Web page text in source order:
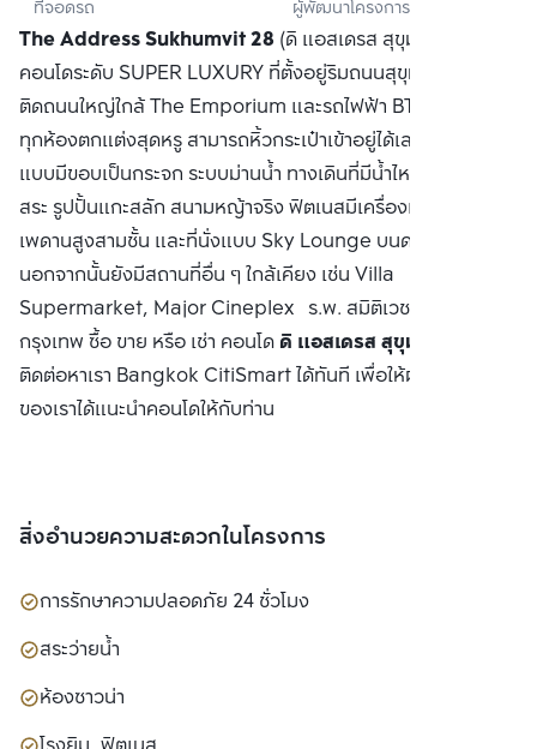
ที่จอดรถ
(สุขุมวิท) จำกัด
ผู้พัฒนาโครงการ
The Address Sukhumvit 28 (ดิ แอสเดรส สุขุมวิท 28)
คอนโดระดับ SUPER LUXURY ที่ตั้งอยู่ริมถนนสุขุมวิท ในทำเล
ติดถนนใหญ่ใกล้ The Emporium และรถไฟฟ้า BTS พร้อมพงษ์
ทุกห้องตกแต่งสุดหรู สามารถหิ้วกระเป๋าเข้าอยู่ได้เลย สระว่ายน้ำ
แบบมีขอบเป็นกระจก ระบบม่านน้ำ ทางเดินที่มีน้ำไหล เตียงรอบ
สระ รูปปั้นแกะสลัก สนามหญ้าจริง ฟิตเนสมีเครื่องเล่นครบครัน
เพดานสูงสามชั้น และที่นั่งแบบ Sky Lounge บนดาดฟ้าชั้น 31
นอกจากนั้นยังมีสถานที่อื่น ๆ ใกล้เคียง เช่น Villa
Supermarket, Major Cineplex ร.พ. สมิติเวช มหาวิทยาลัย
กรุงเทพ ซื้อ ขาย หรือ เช่า คอนโดดิ แอสเดรส สุขุมวิท 28
ติดต่อหาเรา Bangkok CitiSmart ได้ทันที เพื่อให้ผู้เชี่ยวชาญ
ของเราได้แนะนำคอนโดให้กับท่าน
สิ่งอำนวยความสะดวกในโครงการ
การรักษาความปลอดภัย 24 ชั่วโมง
สระว่ายน้ำ
ห้องซาวน่า